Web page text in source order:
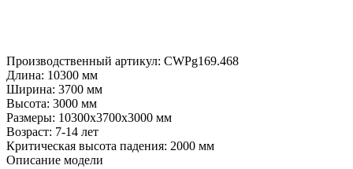
Производственный артикул: CWPg169.468
Длина: 10300 мм
Ширина: 3700 мм
Высота: 3000 мм
Размеры: 10300x3700x3000 мм
Возраст: 7-14 лет
Критическая высота падения: 2000 мм
Описание модели